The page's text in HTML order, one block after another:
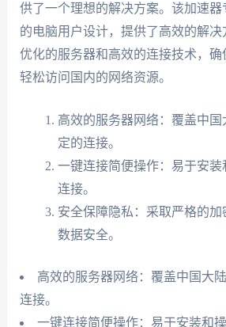
供了一个理想的解决方案。该加速
的电脑用户设计，提供了高效的解
优化的服务器和高效的连接技术，
轻松访问国内的网络资源。
高效的服务器网络：覆盖中
定的连接。
一键连接简便操作：易于安装
连接。
安全保障隐私：采取严格的加
数据安全。
高效的服务器网络：覆盖中国大
连接。
一键连接简便操作：易于安装和